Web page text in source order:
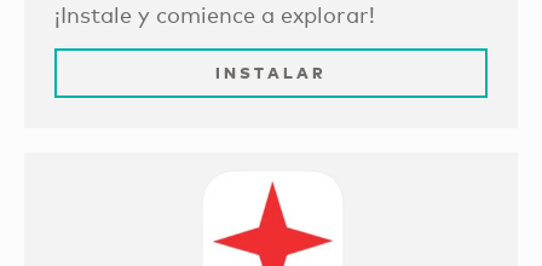
¡Instale y comience a explorar!
INSTALAR